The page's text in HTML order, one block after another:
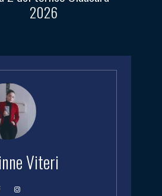
2026
Viteri